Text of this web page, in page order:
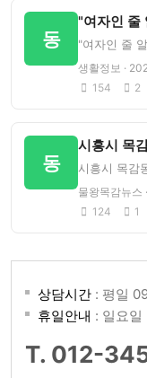
동
"여자인 줄
"여자인 줄
생활정보 ·
154
2
동
시흥시 목
시흥시 목감
물왕목감뉴
124
1
상담시간 : 평일
휴일안내 : 일요일
T. 012-